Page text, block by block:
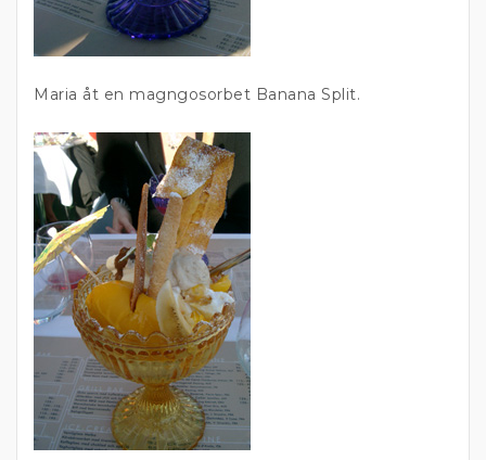
Maria åt en magngosorbet Banana Split.